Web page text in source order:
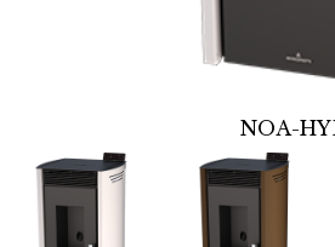
NOA-